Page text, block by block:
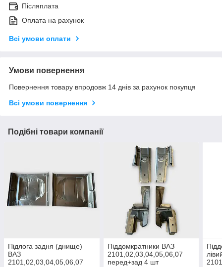
Післяплата
Оплата на рахунок
Всі умови оплати
Умови повернення
Повернення товару впродовж 14 днів за рахунок покупця
Всі умови повернення
Подібні товари компанії
Підлога задня (днище)
ВАЗ
2101,02,03,04,05,06,07
Піддомкратники ВАЗ
2101,02,03,04,05,06,07
перед+зад 4 шт